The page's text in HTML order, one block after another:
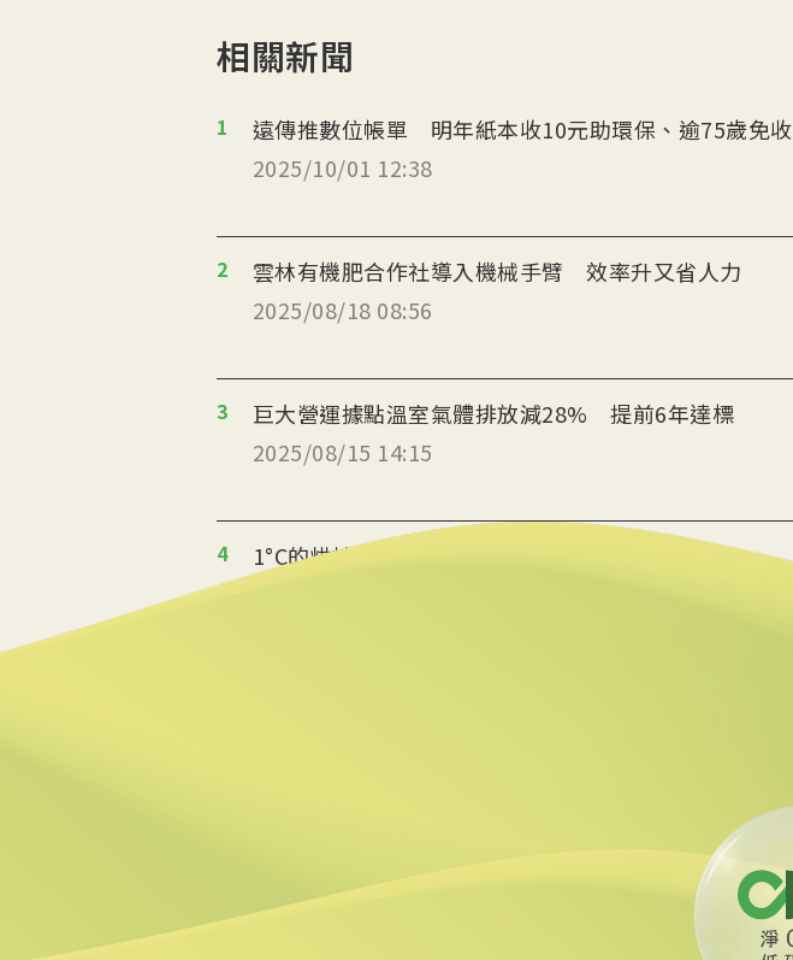
相關新聞
1
遠傳推數位帳單 明年紙本收10元助環保、逾75歲免收
2025/10/01 12:38
2
雲林有機肥合作社導入機械手臂 效率升又省人力
2025/08/18 08:56
3
巨大營運據點溫室氣體排放減28% 提前6年達標
2025/08/15 14:15
4
1°C的烘焙革命 起士公爵用數據重建職人手感
2025/08/11 18:54